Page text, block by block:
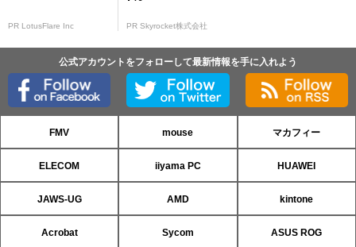
PR LotusFlare Inc PR Skyrocket株式会社
公式アカウントをフォローして最新情報を手に入れよう
FMV mouse マカフィー
ELECOM iiyama PC HUAWEI
JAWS-UG AMD kintone
Acrobat Sycom ASUS ROG